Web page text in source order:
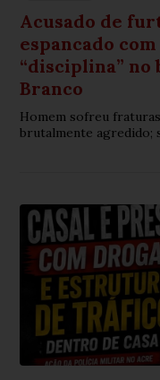
Acusado de
espancado
“disciplina” no
Branco
Homem sofreu
brutalmente agredido;